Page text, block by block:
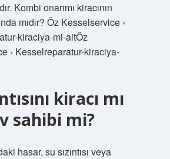
Kombi onarımı kiracının
mıdır? Öz Kesselservice ›
kiraciya-mi-aitÖz
› Kesselreparatur-kiraciya-
kiracı mı
sahibi mi?
hasar, su sızıntısı veya